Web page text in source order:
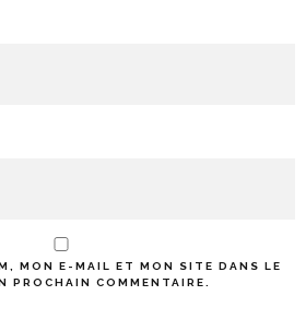
MON E-MAIL ET MON SITE DANS LE
PROCHAIN COMMENTAIRE.